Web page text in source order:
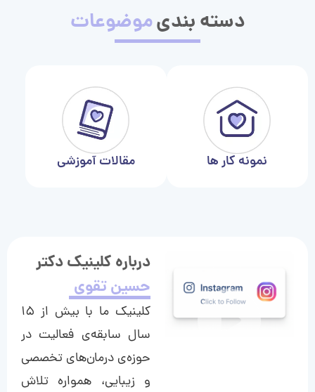
دسته بندیموضوعات
نمونه کار ها مقالات آموزشی
درباره کلینیک دکتر
حسین تقوی
کلینیک ما با بیش از ۱۵
سال سابقه‌ی فعالیت در
حوزه‌ی درمان‌های تخصصی
و زیبایی، همواره تلاش